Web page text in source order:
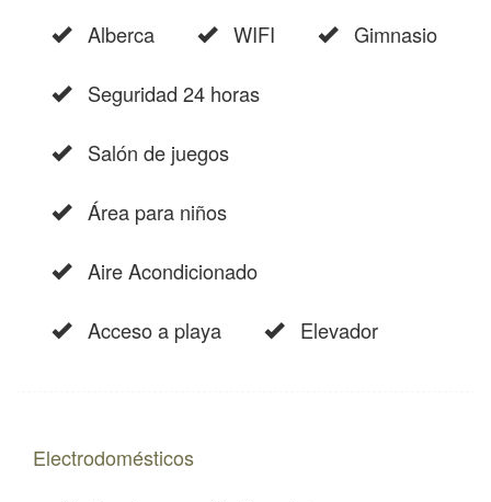
Alberca
WIFI Gimnasio
Seguridad 24 horas
Salón de juegos
Área para niños
Aire Acondicionado
Acceso a playa Elevador
Electrodomésticos